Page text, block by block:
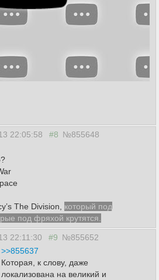
22:05:58 #8 №855648
The Division, который под
под фряхой крутятся.
22:11:30 #9 №855652
>>855637
Которая, к слову, даже
локализована на великий и